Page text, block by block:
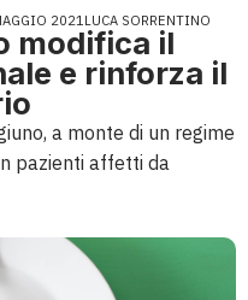
2021LUCA SORRENTINO
modifica il
e rinforza il
a monte di un regime
pazienti affetti da